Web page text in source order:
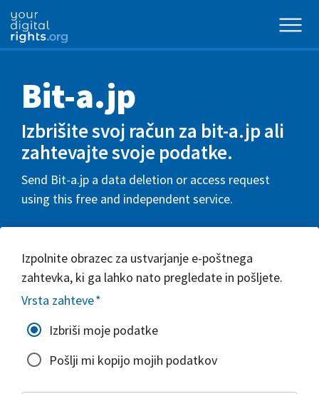
Bit-a.jp
Izbrišite svoj račun za bit-a.jp ali
zahtevajte svoje podatke.
Send Bit-a.jp a data deletion or access request
using this free and independent service.
Izpolnite obrazec za ustvarjanje e-poštnega
zahtevka, ki ga lahko nato pregledate in pošljete.
Vrsta zahteve*
Izbriši moje podatke
Pošlji mi kopijo mojih podatkov